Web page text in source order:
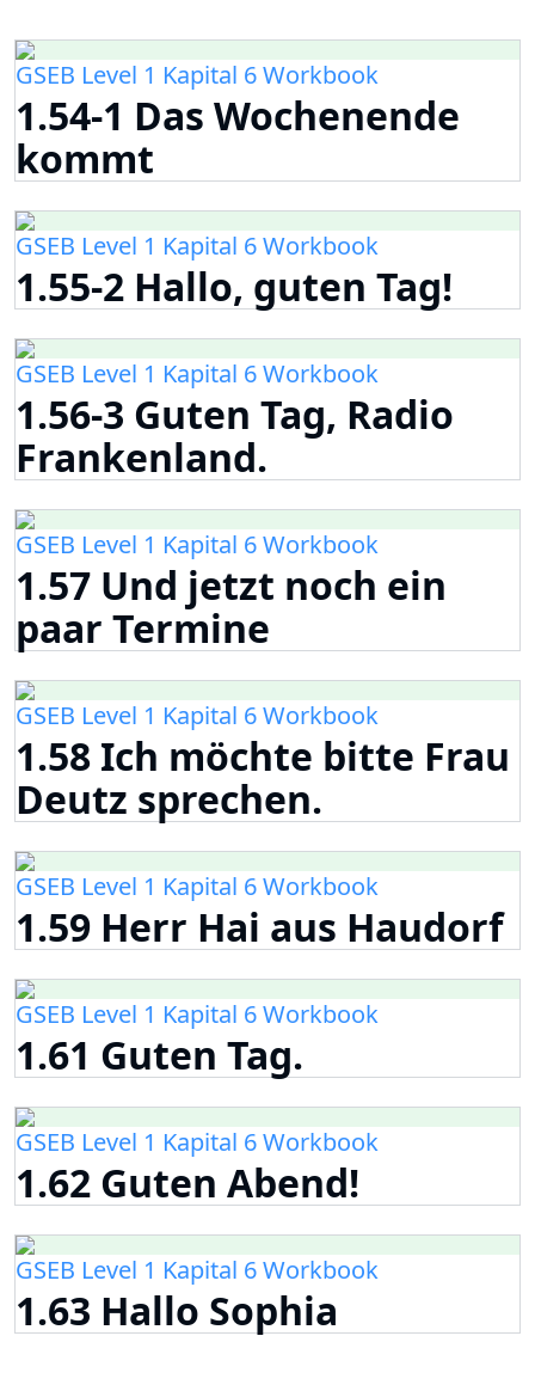
GSEB Level 1 Kapital 6 Workbook
1.54-1 Das Wochenende
kommt
GSEB Level 1 Kapital 6 Workbook
1.55-2 Hallo, guten Tag!
GSEB Level 1 Kapital 6 Workbook
1.56-3 Guten Tag, Radio
Frankenland.
GSEB Level 1 Kapital 6 Workbook
1.57 Und jetzt noch ein
paar Termine
GSEB Level 1 Kapital 6 Workbook
1.58 Ich möchte bitte Frau
Deutz sprechen.
GSEB Level 1 Kapital 6 Workbook
1.59 Herr Hai aus Haudorf
GSEB Level 1 Kapital 6 Workbook
1.61 Guten Tag.
GSEB Level 1 Kapital 6 Workbook
1.62 Guten Abend!
GSEB Level 1 Kapital 6 Workbook
1.63 Hallo Sophia